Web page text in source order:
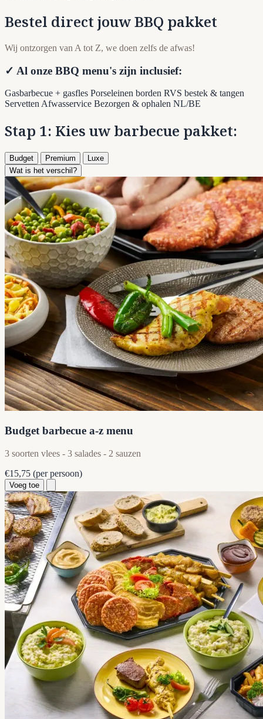
Bestel direct jouw BBQ pakket
Wij ontzorgen van A tot Z, we doen zelfs de afwas!
✓ Al onze BBQ menu's zijn inclusief:
Gasbarbecue + gasfles Porseleinen borden RVS bestek & tangen
Servetten Afwasservice Bezorgen & ophalen NL/BE
Stap 1: Kies uw barbecue pakket:
Budget Premium
Luxe
Wat is het verschil?
Budget barbecue a-z menu
3 soorten vlees - 3 salades - 2 sauzen
€15,75 (per persoon)
Voeg toe